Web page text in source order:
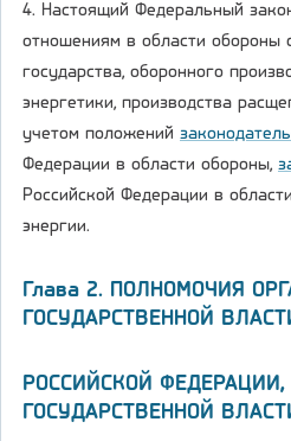
4. Настоящий Федеральный
отношениям в области обороны
государства, оборонного
энергетики, производства
учетом положений
Федерации в области обороны,
Российской Федерации в
энергии.
Глава 2. ПОЛНОМОЧИЯ
ГОСУДАРСТВЕННОЙ
РОССИЙСКОЙ ФЕДЕРАЦИИ,
ГОСУДАРСТВЕННОЙ